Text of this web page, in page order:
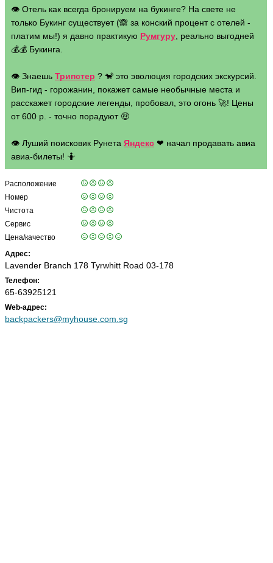
👁 Отель как всегда бронируем на букинге? На свете не
только Букинг существует (🙈 за конский процент с отелей -
платим мы!) я давно практикую Румгуру , реально выгодней
💰💰 Букинга.
👁 Знаешь Трипстер ? 🐒 это эволюция городских экскурсий.
Вип-гид - горожанин, покажет самые необычные места и
расскажет городские легенды, пробовал, это огонь 🚀! Цены
от 600 р. - точно порадуют 🤑
👁 Луший поисковик Рунета Яндекс ❤ начал продавать авиа
авиа-билеты! 🤷
Расположение
Номер
Чистота
Сервис
Цена/качество
Адрес:
Lavender Branch 178 Tyrwhitt Road 03-178
Телефон:
65-63925121
Web-адрес:
backpackers@myhouse.com.sg